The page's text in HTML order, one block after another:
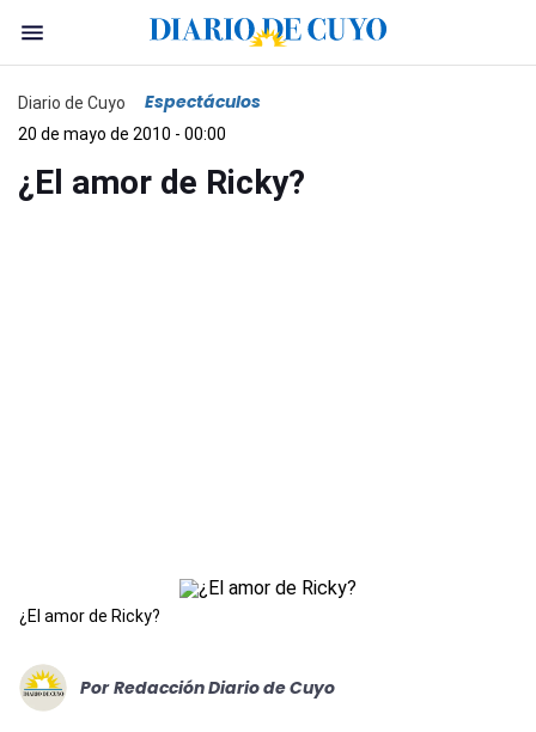
Diario de Cuyo Espectáculos
20 de mayo de 2010 - 00:00
¿El amor de Ricky?
¿El amor de Ricky?
Por Redacción Diario de Cuyo